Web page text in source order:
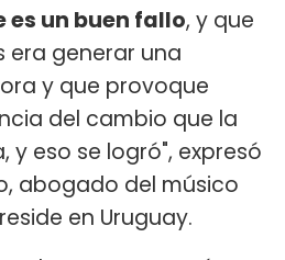
es un buen fallo, y que
era generar una
y que provoque
del cambio que la
y eso se logró", expresó
abogado del músico
en Uruguay.